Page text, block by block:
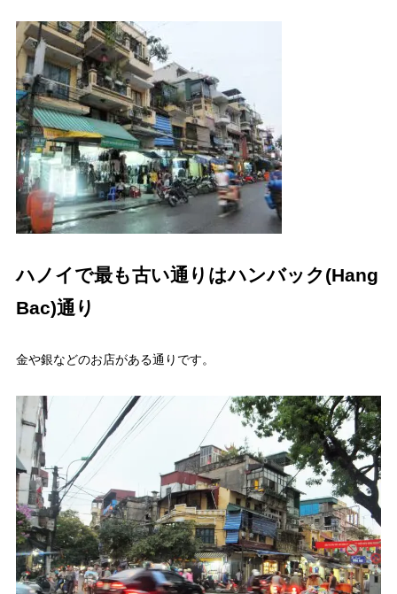
ハノイで最も古い通りはハンバック(Hang
Bac)通り
金や銀などのお店がある通りです。